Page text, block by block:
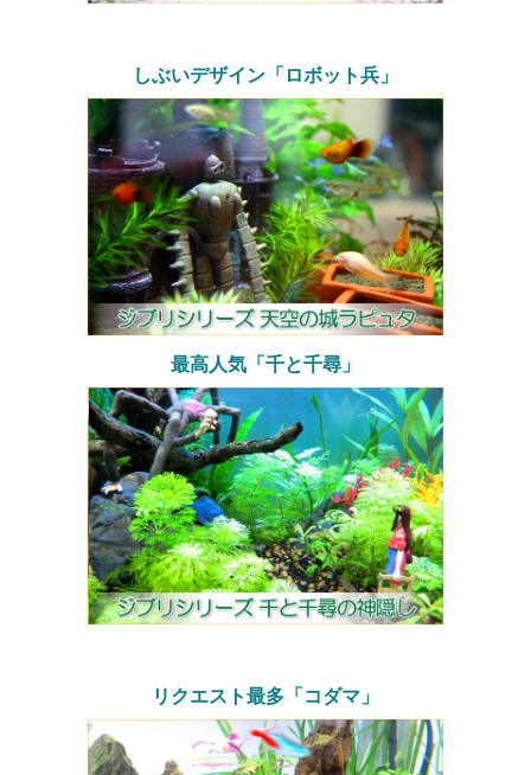
しぶいデザイン「ロボット兵」
最高人気「千と千尋」
リクエスト最多「コダマ」